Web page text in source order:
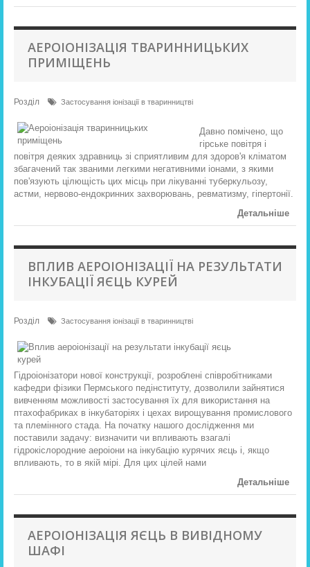
АЕРОІОНІЗАЦІЯ ТВАРИННИЦЬКИХ
ПРИМІЩЕНЬ
Розділ Застосування іонізації в тваринництві
Давно помічено, що
гірське повітря і
повітря деяких здравниць зі сприятливим для здоров'я кліматом
збагачений так званими легкими негативними іонами, з якими
пов'язують цілющість цих місць при лікуванні туберкульозу,
астми, нервово-ендокринних захворювань, ревматизму, гіпертонії.
Детальніше
ВПЛИВ АЕРОІОНІЗАЦІЇ НА РЕЗУЛЬТАТИ
ІНКУБАЦІЇ ЯЄЦЬ КУРЕЙ
Розділ Застосування іонізації в тваринництві
Гідроіонізатори нової конструкції, розроблені співробітниками
кафедри фізики Пермського педінституту, дозволили зайнятися
вивченням можливості застосування їх для використання на
птахофабриках в інкубаторіях і цехах вирощування промислового
та племінного стада. На початку нашого дослідження ми
поставили задачу: визначити чи впливають взагалі
гідрокіслородние аероіони на інкубацію курячих яєць і, якщо
впливають, то в якій мірі. Для цих цілей нами
Детальніше
АЕРОІОНІЗАЦІЯ ЯЄЦЬ В ВИВІДНОМУ
ШАФІ